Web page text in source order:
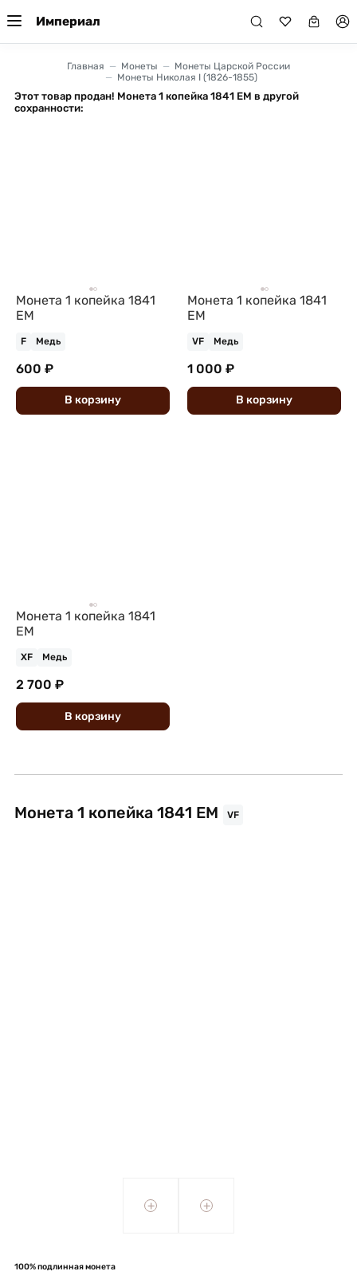
Империал
Главная Монеты
Монеты Царской России
Монеты Николая I (1826-1855)
Этот товар продан! Монета 1 копейка 1841 ЕМ в другой
сохранности:
Монета 1 копейка 1841
ЕМ
F Медь
600 ₽
В корзину
Монета 1 копейка 1841
ЕМ
VF Медь
1 000 ₽
В корзину
Монета 1 копейка 1841
ЕМ
XF Медь
2 700 ₽
В корзину
Монета 1 копейка 1841 ЕМ VF
+ +
100% подлинная монета